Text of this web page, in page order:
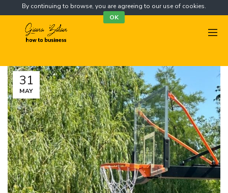
31
MAY
By continuing to browse, you are agreeing to our use of cookies.
OK